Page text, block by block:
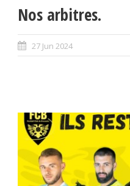
Nos arbitres.
27 Jun 2024